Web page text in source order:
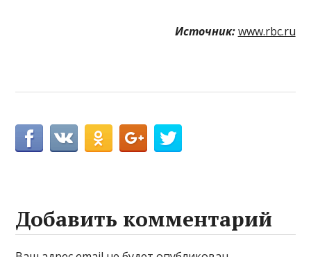
Источник: www.rbc.ru
Добавить комментарий